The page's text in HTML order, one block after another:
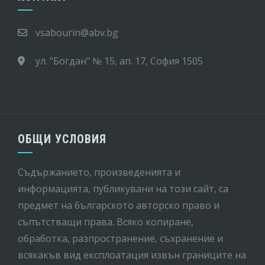
vsabourin@abv.bg
ул. "Богдан" № 15, ап. 17, София 1505
ОБЩИ УСЛОВИЯ
Съдържанието, произведенията и
информацията, публикувани на този сайт, са
предмет на бългaрското авторско право и
съпътстващи права. Всяко копиране,
обработка, разпространение, съхранение и
всякакъв вид експлоатация извън границите на